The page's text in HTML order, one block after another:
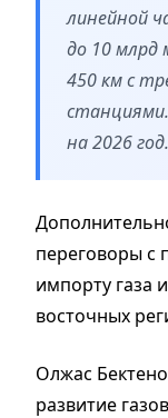
линейной
до 10 млрд
450 км с
на 2026 год.
переговоры с
импорту газа
восточных
Олжас
развитие